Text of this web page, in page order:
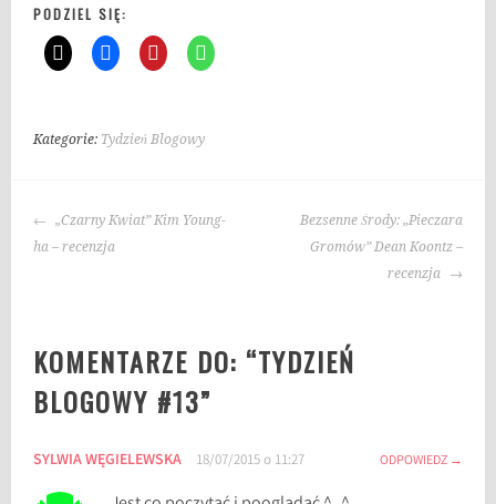
PODZIEL SIĘ:
Kategorie: Tydzień Blogowy
NAWIGACJA
WPISU
„Czarny Kwiat” Kim Young-
ha – recenzja
Bezsenne Środy: „Pieczara
Gromów” Dean Koontz –
recenzja
KOMENTARZE DO: “TYDZIEŃ
BLOGOWY #13”
SYLWIA WĘGIELEWSKA 18/07/2015 o 11:27 ODPOWIEDZ